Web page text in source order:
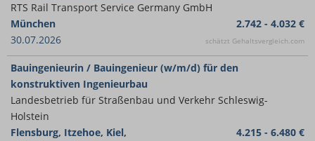
RTS Rail Transport Service Germany GmbH
München
30.07.2026
2.742 - 4.032 €
schätzt Gehaltsvergleich.com
Bauingenieurin / Bauingenieur (w/m/d) für den
konstruktiven Ingenieurbau
Landesbetrieb für Straßenbau und Verkehr Schleswig-
Holstein
Flensburg, Itzehoe, Kiel,
4.215 - 6.480 €